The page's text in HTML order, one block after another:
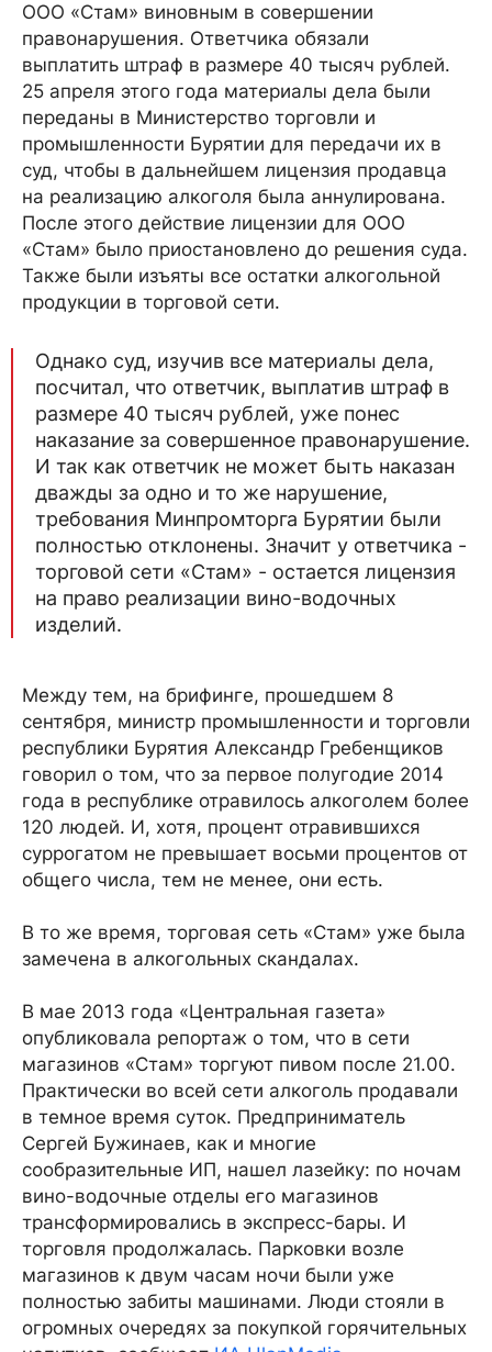
ООО «Стам» виновным в совершении
правонарушения. Ответчика обязали
выплатить штраф в размере 40 тысяч рублей.
25 апреля этого года материалы дела были
переданы в Министерство торговли и
промышленности Бурятии для передачи их в
суд, чтобы в дальнейшем лицензия продавца
на реализацию алкоголя была аннулирована.
После этого действие лицензии для ООО
«Стам» было приостановлено до решения суда.
Также были изъяты все остатки алкогольной
продукции в торговой сети.
Однако суд, изучив все материалы дела,
посчитал, что ответчик, выплатив штраф в
размере 40 тысяч рублей, уже понес
наказание за совершенное правонарушение.
И так как ответчик не может быть наказан
дважды за одно и то же нарушение,
требования Минпромторга Бурятии были
полностью отклонены. Значит у ответчика -
торговой сети «Стам» - остается лицензия
на право реализации вино-водочных
изделий.
Между тем, на брифинге, прошедшем 8
сентября, министр промышленности и торговли
республики Бурятия Александр Гребенщиков
говорил о том, что за первое полугодие 2014
года в республике отравилось алкоголем более
120 людей. И, хотя, процент отравившихся
суррогатом не превышает восьми процентов от
общего числа, тем не менее, они есть.
В то же время, торговая сеть «Стам» уже была
замечена в алкогольных скандалах.
В мае 2013 года «Центральная газета»
опубликовала репортаж о том, что в сети
магазинов «Стам» торгуют пивом после 21.00.
Практически во всей сети алкоголь продавали
в темное время суток. Предприниматель
Сергей Бужинаев, как и многие
сообразительные ИП, нашел лазейку: по ночам
вино-водочные отделы его магазинов
трансформировались в экспресс-бары. И
торговля продолжалась. Парковки возле
магазинов к двум часам ночи были уже
полностью забиты машинами. Люди стояли в
огромных очередях за покупкой горячительных